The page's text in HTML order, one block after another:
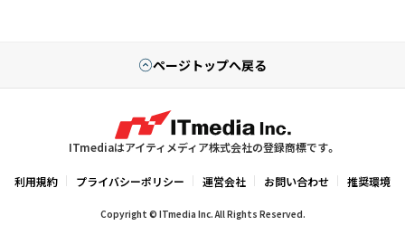
ページトップへ戻る
ITmediaはアイティメディア株式会社の登録商標です。
利用規約 プライバシーポリシー 運営会社 お問い合わせ 推奨環境
Copyright © ITmedia Inc. All Rights Reserved.